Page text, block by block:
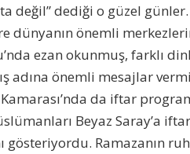
değil” dediği o güzel
önemli
ezan okunmuş, farklı
adına önemli mesajlar
da iftar
Beyaz Saray’a
gösteriyordu. Ramazanın